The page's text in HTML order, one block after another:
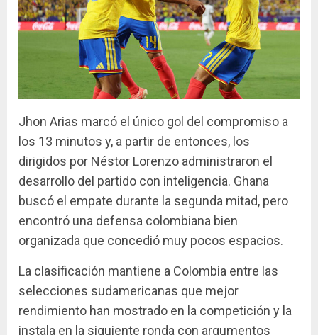
Jhon Arias marcó el único gol del compromiso a
los 13 minutos y, a partir de entonces, los
dirigidos por Néstor Lorenzo administraron el
desarrollo del partido con inteligencia. Ghana
buscó el empate durante la segunda mitad, pero
encontró una defensa colombiana bien
organizada que concedió muy pocos espacios.
La clasificación mantiene a Colombia entre las
selecciones sudamericanas que mejor
rendimiento han mostrado en la competición y la
instala en la siguiente ronda con argumentos